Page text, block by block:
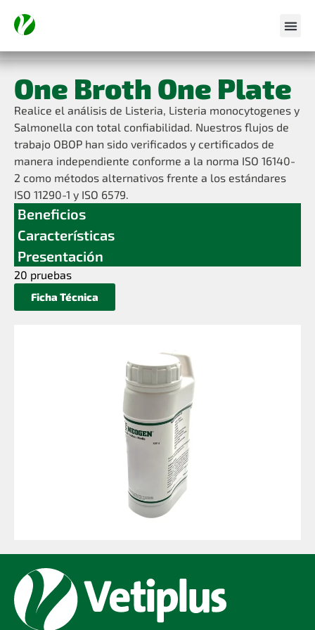
One Broth One Plate
Realice el análisis de Listeria, Listeria monocytogenes y
Salmonella con total confiabilidad. Nuestros flujos de
trabajo OBOP han sido verificados y certificados de
manera independiente conforme a la norma ISO 16140-
2 como métodos alternativos frente a los estándares
ISO 11290-1 y ISO 6579.
Beneficios
Características
Presentación
20 pruebas
Ficha Técnica